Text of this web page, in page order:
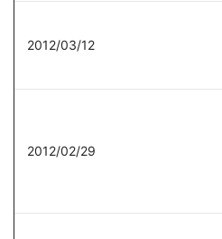
2012/03/12
2012/02/29